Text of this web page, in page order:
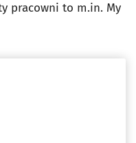
pracowni to m.in. My